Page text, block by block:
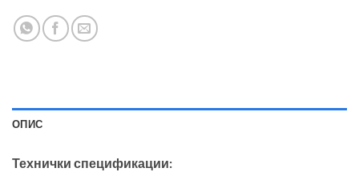
ОПИС
Технички спецификации: